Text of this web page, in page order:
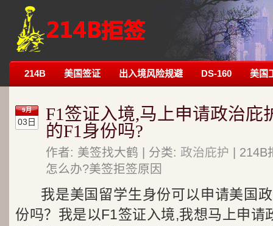
214B 美国签证 出入境风险规避 DS-160 美国
9月
03日
F1签证入境,马上申请政治庇
的F1身份吗?
作者: 美签找大鹤 | 分类: 政治庇护 |
怎么办?美签拒签原因
我是美国留学生身份可以申请美国
份吗？我是以F1签证入境,我想马上申请